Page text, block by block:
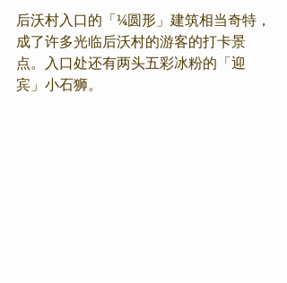
后沃村入口的「¼圆形」建筑相当奇特，
成了许多光临后沃村的游客的打卡景
点。入口处还有两头五彩冰粉的「迎
宾」小石狮。